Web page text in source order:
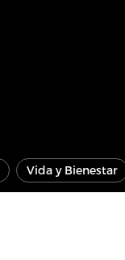
Vida y Bienestar